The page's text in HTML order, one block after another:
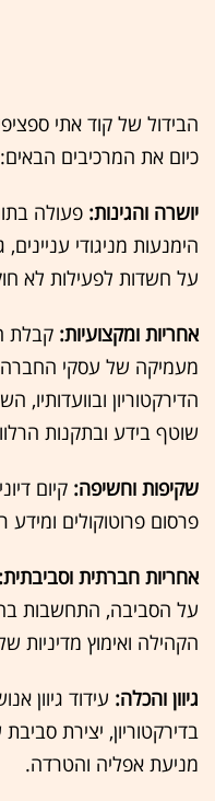
הבידול של קוד אתי
כיום את המרכיבים הבאים:
יושרה והגינות: פעולה
הימנעות מניגודי עניינים,
על חשדות לפעילות לא
אחריות ומקצועיות: קבלת
מעמיקה של עסקי
הדירקטוריון
שוטף בידע ובתקנות
שקיפות וחשיפה: קיום
פרסום פרוטוקולים ומידע
אחריות חברתית וסביבתית:
על הסביבה, התחשבות
הקהילה ואימוץ מדיניות
גיוון והכלה: עידוד גיוון
בדירקטוריון, יצירת
מניעת אפליה והטרדה.